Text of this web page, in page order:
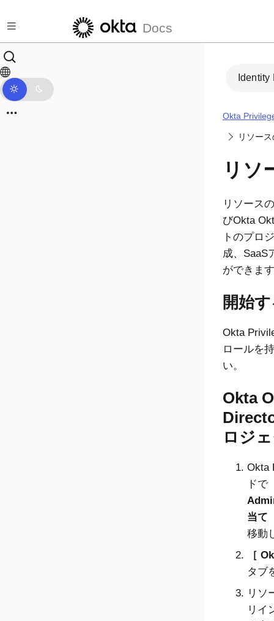
Docs
Identity
Okta
リソー
リソ
リソース
びOkta
トのプロ
成、SaaS
ができま
開始
Okta
ロールを
い。
Okta
ロジ
Okta
ドで
当て
移動
タブ
リソ
リイ